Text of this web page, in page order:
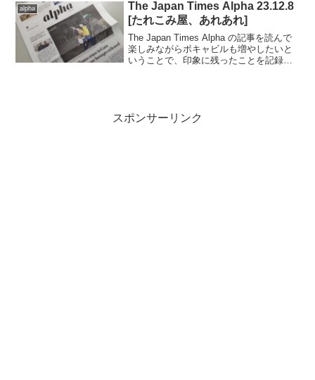
加わった男性が、実は...
alpha
The Japan Times Alpha 23.12.8
[たれこみ屋、あれあれ]
The Japan Times Alpha の記事を読んで
楽しみながらボキャビルも増やしたいと
いうことで、印象に残ったことを記録し
スポンサーリンク